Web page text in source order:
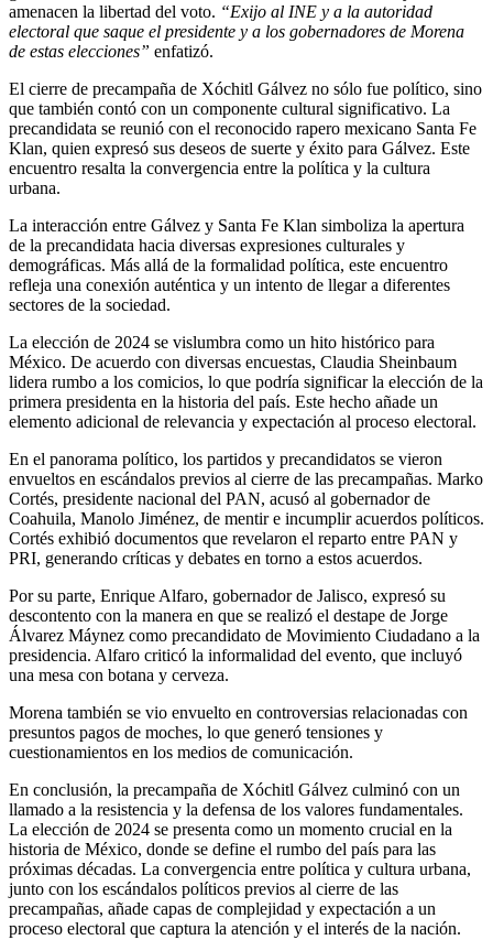
amenacen la libertad del voto. “Exijo al INE y a la autoridad
electoral que saque el presidente y a los gobernadores de Morena
de estas elecciones” enfatizó.
El cierre de precampaña de Xóchitl Gálvez no sólo fue político, sino
que también contó con un componente cultural significativo. La
precandidata se reunió con el reconocido rapero mexicano Santa Fe
Klan, quien expresó sus deseos de suerte y éxito para Gálvez. Este
encuentro resalta la convergencia entre la política y la cultura
urbana.
La interacción entre Gálvez y Santa Fe Klan simboliza la apertura
de la precandidata hacia diversas expresiones culturales y
demográficas. Más allá de la formalidad política, este encuentro
refleja una conexión auténtica y un intento de llegar a diferentes
sectores de la sociedad.
La elección de 2024 se vislumbra como un hito histórico para
México. De acuerdo con diversas encuestas, Claudia Sheinbaum
lidera rumbo a los comicios, lo que podría significar la elección de la
primera presidenta en la historia del país. Este hecho añade un
elemento adicional de relevancia y expectación al proceso electoral.
En el panorama político, los partidos y precandidatos se vieron
envueltos en escándalos previos al cierre de las precampañas. Marko
Cortés, presidente nacional del PAN, acusó al gobernador de
Coahuila, Manolo Jiménez, de mentir e incumplir acuerdos políticos.
Cortés exhibió documentos que revelaron el reparto entre PAN y
PRI, generando críticas y debates en torno a estos acuerdos.
Por su parte, Enrique Alfaro, gobernador de Jalisco, expresó su
descontento con la manera en que se realizó el destape de Jorge
Álvarez Máynez como precandidato de Movimiento Ciudadano a la
presidencia. Alfaro criticó la informalidad del evento, que incluyó
una mesa con botana y cerveza.
Morena también se vio envuelto en controversias relacionadas con
presuntos pagos de moches, lo que generó tensiones y
cuestionamientos en los medios de comunicación.
En conclusión, la precampaña de Xóchitl Gálvez culminó con un
llamado a la resistencia y la defensa de los valores fundamentales.
La elección de 2024 se presenta como un momento crucial en la
historia de México, donde se define el rumbo del país para las
próximas décadas. La convergencia entre política y cultura urbana,
junto con los escándalos políticos previos al cierre de las
precampañas, añade capas de complejidad y expectación a un
proceso electoral que captura la atención y el interés de la nación.